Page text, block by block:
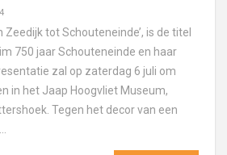
Zeedijk tot Schouteneinde’, is de titel
750 jaar Schouteneinde en haar
zal op zaterdag 6 juli om
in het Jaap Hoogvliet Museum,
Tegen het decor van een